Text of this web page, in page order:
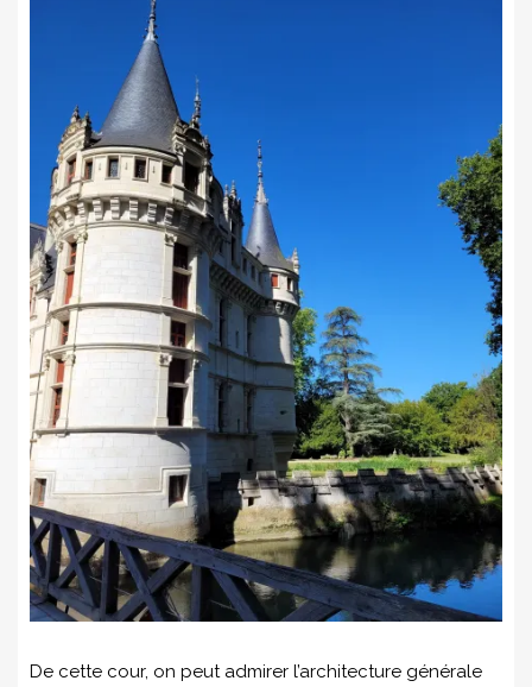
De cette cour, on peut admirer l’architecture générale